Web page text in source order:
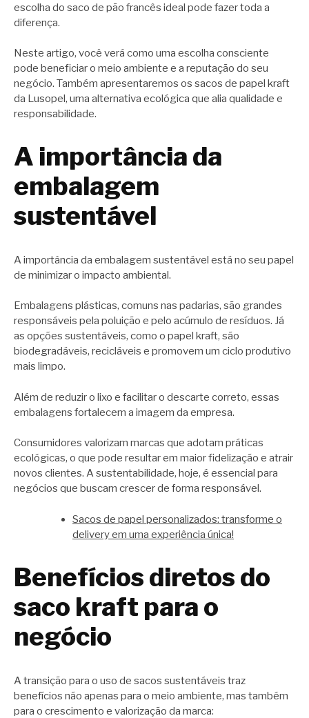
escolha do saco de pão francês ideal pode fazer toda a
diferença.
Neste artigo, você verá como uma escolha consciente
pode beneficiar o meio ambiente e a reputação do seu
negócio. Também apresentaremos os sacos de papel kraft
da Lusopel, uma alternativa ecológica que alia qualidade e
responsabilidade.
A importância da
embalagem
sustentável
A importância da embalagem sustentável está no seu papel
de minimizar o impacto ambiental.
Embalagens plásticas, comuns nas padarias, são grandes
responsáveis pela poluição e pelo acúmulo de resíduos. Já
as opções sustentáveis, como o papel kraft, são
biodegradáveis, recicláveis e promovem um ciclo produtivo
mais limpo.
Além de reduzir o lixo e facilitar o descarte correto, essas
embalagens fortalecem a imagem da empresa.
Consumidores valorizam marcas que adotam práticas
ecológicas, o que pode resultar em maior fidelização e atrair
novos clientes. A sustentabilidade, hoje, é essencial para
negócios que buscam crescer de forma responsável.
Sacos de papel personalizados: transforme o
delivery em uma experiência única!
Benefícios diretos do
saco kraft para o
negócio
A transição para o uso de sacos sustentáveis traz
benefícios não apenas para o meio ambiente, mas também
para o crescimento e valorização da marca: